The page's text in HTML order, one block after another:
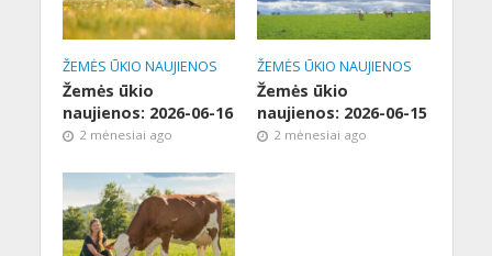
ŽEMĖS ŪKIO NAUJIENOS
Žemės ūkio
naujienos: 2026-06-16
2 mėnesiai ago
ŽEMĖS ŪKIO NAUJIENOS
Žemės ūkio
naujienos: 2026-06-15
2 mėnesiai ago